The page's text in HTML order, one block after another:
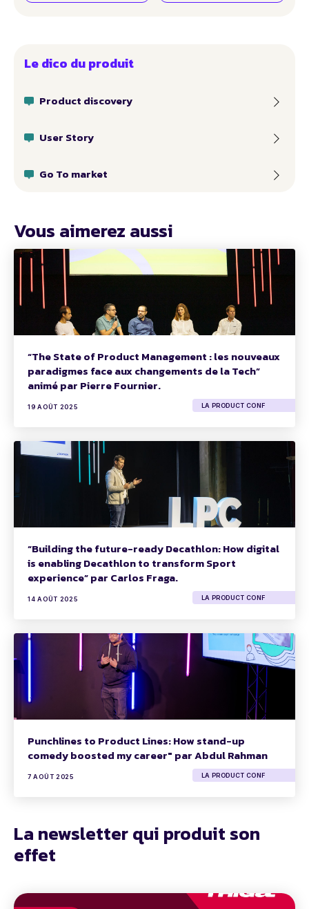
Le dico du produit
Product discovery
User Story
Go To market
Vous aimerez aussi
“The State of Product Management : les nouveaux
paradigmes face aux changements de la Tech”
animé par Pierre Fournier.
19 AOÛT 2025 LA PRODUCT CONF
“Building the future-ready Decathlon: How digital
is enabling Decathlon to transform Sport
experience” par Carlos Fraga.
14 AOÛT 2025 LA PRODUCT CONF
Punchlines to Product Lines: How stand-up
comedy boosted my career" par Abdul Rahman
7 AOÛT 2025 LA PRODUCT CONF
La newsletter qui produit son
effet